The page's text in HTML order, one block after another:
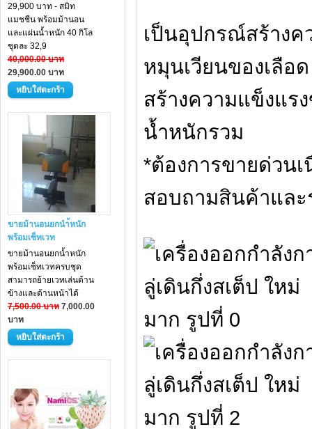
29,900 บาท - สมิท
แมชชีน พร้อมม้านอน
และแผ่นน้ำหนัก 40 กิโล
ชุดละ 32,9
40,000.00 บาท
29,900.00 บาท
ขายม้านอนยกนำ้หนัก
พร้อมเซ็ทเวท
ขายม้านอนยกน้ำหนัก
พร้อมเซ็ทเวทครบชุด
สามารถย้ายเวทเล่นด้าน
ข้างและด้านหน้าได้
7,500.00 บาท 7,000.00
บาท
เป็นอุปกรณ์สร้างค
หมุนเวียนของเลือด
สร้างความแข็งแร
น้ำหนักรวม
*ต้องการขายด่วนเ
สอบถามสินค้าและ